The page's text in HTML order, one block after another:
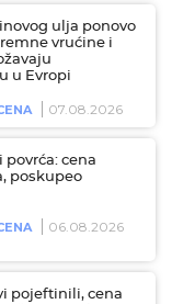
ulja ponovo
vrućine i
u Evropi
07.08.2026
povrća: cena
poskupeo
06.08.2026
pojeftinili, cena